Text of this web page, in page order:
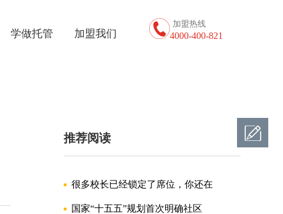
学做托管 加盟我们
加盟热线
4000-400-821
推荐阅读
很多校长已经锁定了席位，你还在
国家“十五五”规划首次明确社区